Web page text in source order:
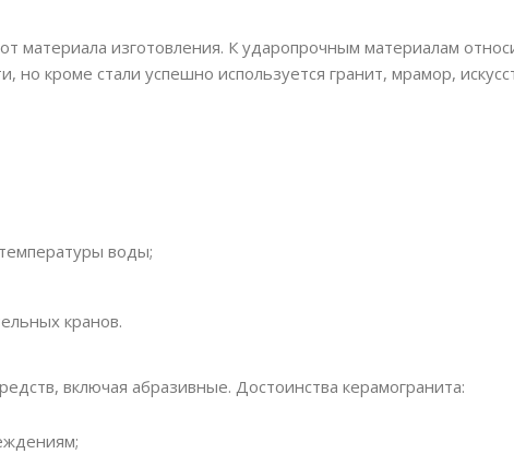
материала изготовления. К ударопрочным материалам
но кроме стали успешно используется гранит, мрамор,
воды;
кранов.
включая абразивные. Достоинства керамогранита: